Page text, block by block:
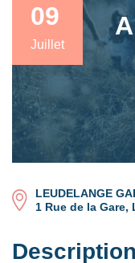
09
Juillet
LEUDELANGE
1 Rue de la
Description